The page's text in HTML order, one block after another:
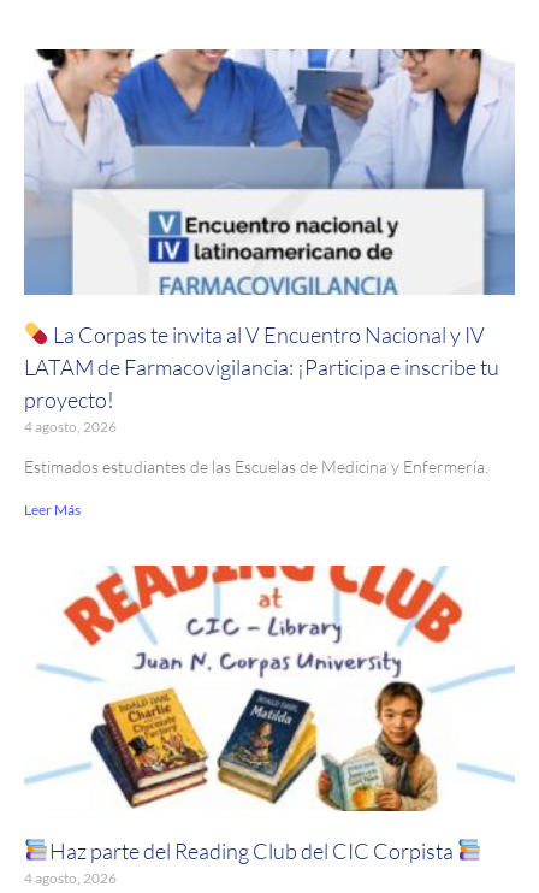
La Corpas te invita al V Encuentro Nacional y IV
LATAM de Farmacovigilancia: ¡Participa e inscribe tu
proyecto!
4 agosto, 2026
Estimados estudiantes de las Escuelas de Medicina y Enfermería.
Leer Más
Haz parte del Reading Club del CIC Corpista
4 agosto, 2026